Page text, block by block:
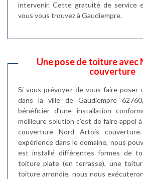
intervenir. Cette gratuité de service
vous vous trouvez à Gaudiempre.
Une pose de toiture avec
couverture
Si vous prévoyez de vous faire poser
dans la ville de Gaudiempre
bénéficier d’une installation
meilleure solution c’est de faire appel
couverture Nord Artois
expérience dans le domaine, nous
est installé différentes formes de
toiture plate (en terrasse), une
toiture arrondie, nous nous